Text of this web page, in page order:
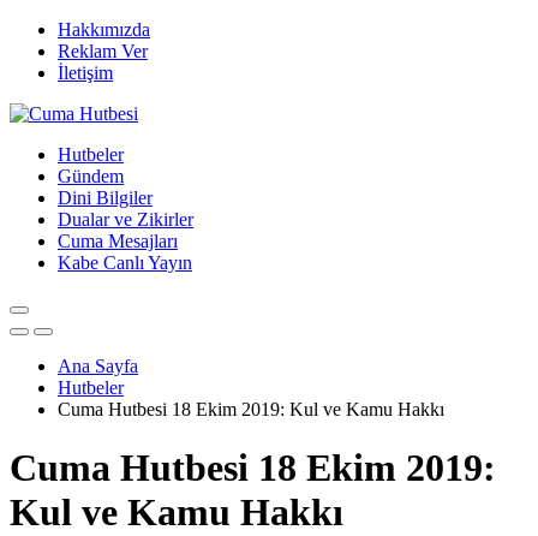
Hakkımızda
Reklam Ver
İletişim
Hutbeler
Gündem
Dini Bilgiler
Dualar ve Zikirler
Cuma Mesajları
Kabe Canlı Yayın
Ana Sayfa
Hutbeler
Cuma Hutbesi 18 Ekim 2019: Kul ve Kamu Hakkı
Cuma Hutbesi 18 Ekim 2019:
Kul ve Kamu Hakkı